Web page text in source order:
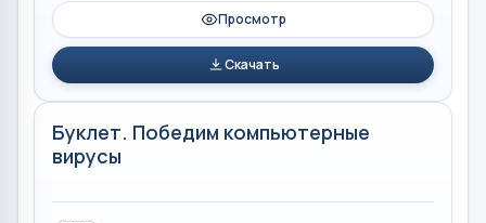
Просмотр
Скачать
Буклет. Победим компьютерные
вирусы